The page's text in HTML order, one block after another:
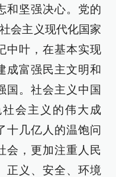
和坚强决心。党的
会主义现代化国家
中叶，在基本实现
成富强民主文明和
国。社会主义中国
会主义的伟大成
十几亿人的温饱问
会，更加注重人民
正义、安全、环境